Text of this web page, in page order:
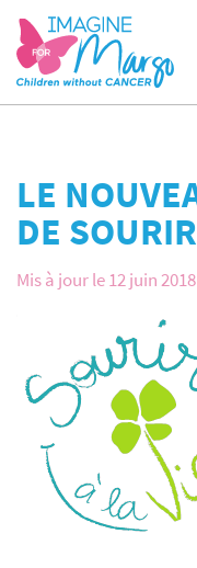
LE
DE
Mis à jour le 12 juin 2018